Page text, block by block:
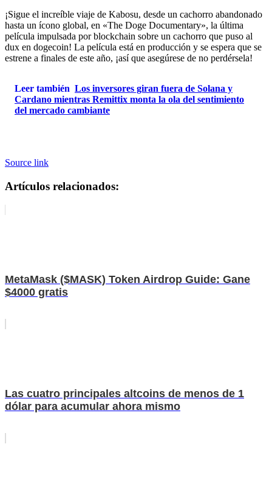
¡Sigue el increíble viaje de Kabosu, desde un cachorro abandonado
hasta un ícono global, en «The Doge Documentary», la última
película impulsada por blockchain sobre un cachorro que puso al
dux en dogecoin! La película está en producción y se espera que se
estrene a finales de este año, ¡así que asegúrese de no perdérsela!
Leer también Los inversores giran fuera de Solana y
Cardano mientras Remittix monta la ola del sentimiento
del mercado cambiante
Source link
Artículos relacionados:
MetaMask ($MASK) Token Airdrop Guide: Gane
$4000 gratis
Las cuatro principales altcoins de menos de 1
dólar para acumular ahora mismo